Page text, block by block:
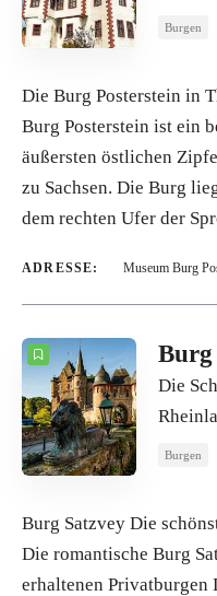
Burgen
Die Burg Posterstein in
Burg Posterstein ist ein
äußersten östlichen
zu Sachsen. Die Burg
dem rechten Ufer der
ADRESSE: Museum Burg
Burg
Die
Burgen
Burg Satzvey Die
Die romantische Burg
erhaltenen Privatburgen